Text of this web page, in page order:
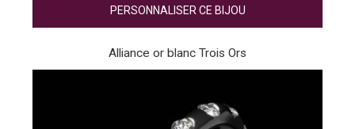
PERSONNALISER CE BIJOU
Alliance or blanc Trois Ors